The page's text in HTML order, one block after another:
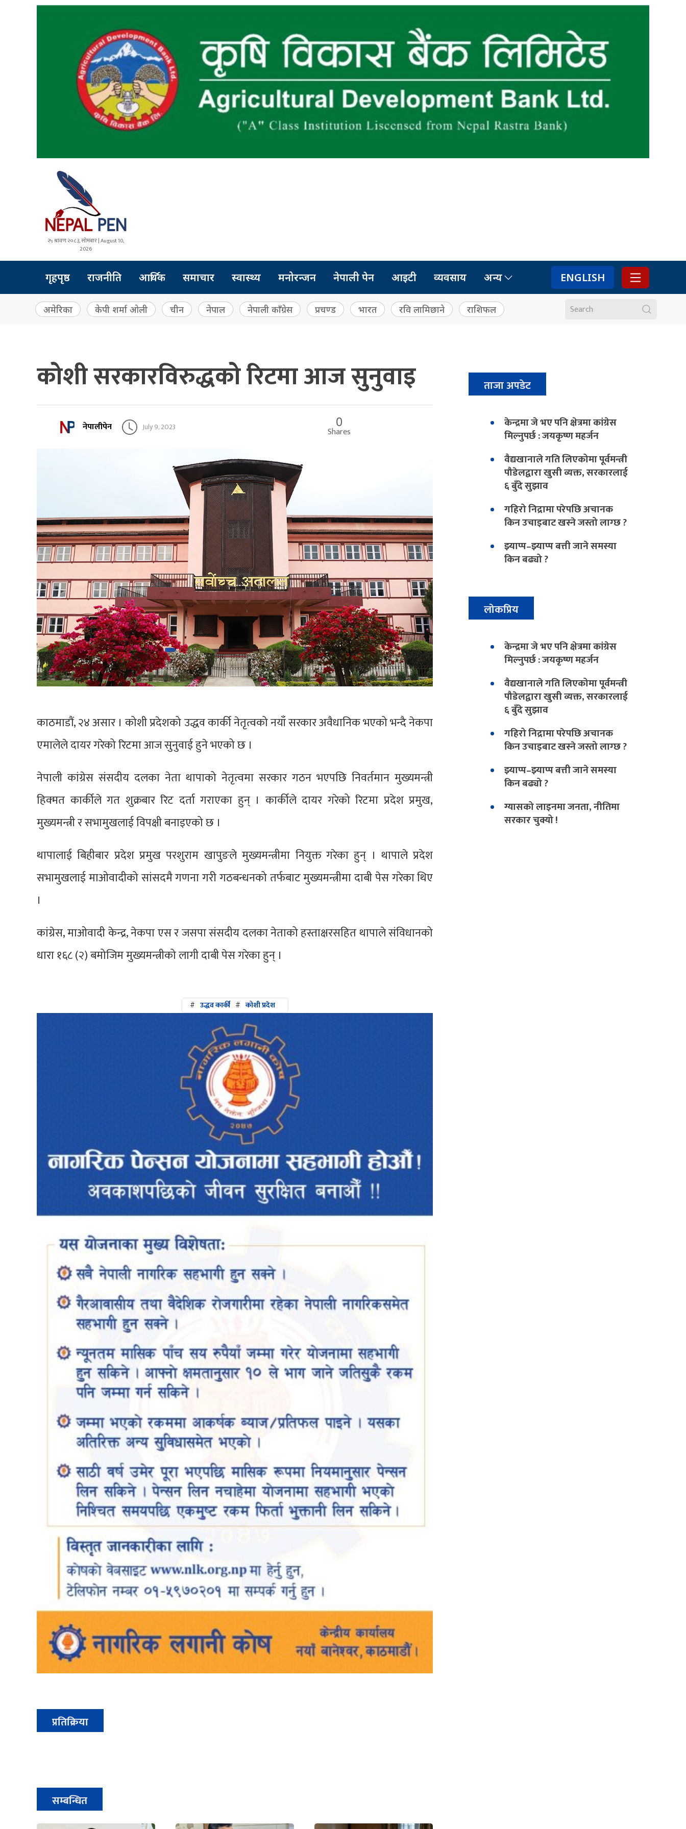
२५ श्रावण २०८३, सोमबार | August 10,
2026
गृहपृष्ठ राजनीति आर्थिक समाचार स्वास्थ्य मनोरन्जन नेपाली पेन आइटी व्यवसाय अन्य ENGLISH
अमेरिका केपी शर्मा ओली चीन नेपाल नेपाली काँग्रेस प्रचण्ड भारत रवि लामिछाने राशिफल
कोशी सरकारविरुद्धको रिटमा आज सुनुवाइ
नेपालीपेन July 9, 2023 0
Shares
काठमाडौं, २४ असार । कोशी प्रदेशको उद्धव कार्की नेतृत्वको नयाँ सरकार अवैधानिक भएको भन्दै नेकपा
एमालेले दायर गरेको रिटमा आज सुनुवाई हुने भएको छ ।
नेपाली कांग्रेस संसदीय दलका नेता थापाको नेतृत्वमा सरकार गठन भएपछि निवर्तमान मुख्यमन्त्री
हिक्मत कार्कीले गत शुक्रबार रिट दर्ता गराएका हुन् । कार्कीले दायर गरेको रिटमा प्रदेश प्रमुख,
मुख्यमन्त्री र सभामुखलाई विपक्षी बनाइएको छ ।
थापालाई बिहीबार प्रदेश प्रमुख परशुराम खापुङले मुख्यमन्त्रीमा नियुक्त गरेका हुन् । थापाले प्रदेश
सभामुखलाई माओवादीको सांसदमै गणना गरी गठबन्धनको तर्फबाट मुख्यमन्त्रीमा दाबी पेस गरेका थिए
।
कांग्रेस, माओवादी केन्द्र, नेकपा एस र जसपा संसदीय दलका नेताको हस्ताक्षरसहित थापाले संविधानको
धारा १६८ (२) बमोजिम मुख्यमन्त्रीको लागी दाबी पेस गरेका हुन् ।
# उद्धव कार्की # कोशी प्रदेश
प्रतिक्रिया
सम्बन्धित
ताजा अपडेट
केन्द्रमा जे भए पनि क्षेत्रमा कांग्रेस
मिल्नुपर्छ : जयकृष्ण महर्जन
वैद्यखानाले गति लिएकोमा पूर्वमन्त्री
पौडेलद्वारा खुसी व्यक्त, सरकारलाई
६ बुँदे सुझाव
गहिरो निद्रामा परेपछि अचानक
किन उचाइबाट खस्ने जस्तो लाग्छ ?
झ्याप्प–झ्याप्प बत्ती जाने समस्या
किन बढ्यो ?
लोकप्रिय
केन्द्रमा जे भए पनि क्षेत्रमा कांग्रेस
मिल्नुपर्छ : जयकृष्ण महर्जन
वैद्यखानाले गति लिएकोमा पूर्वमन्त्री
पौडेलद्वारा खुसी व्यक्त, सरकारलाई
६ बुँदे सुझाव
गहिरो निद्रामा परेपछि अचानक
किन उचाइबाट खस्ने जस्तो लाग्छ ?
झ्याप्प–झ्याप्प बत्ती जाने समस्या
किन बढ्यो ?
ग्यासको लाइनमा जनता, नीतिमा
सरकार चुक्यो !